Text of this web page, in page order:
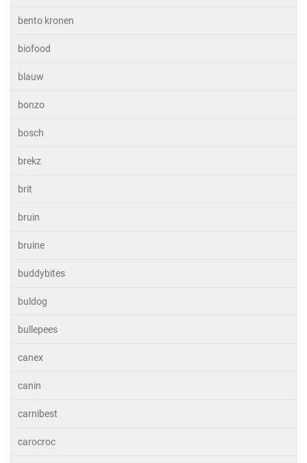
bento kronen
biofood
blauw
bonzo
bosch
brekz
brit
bruin
bruine
buddybites
buldog
bullepees
canex
canin
carnibest
carocroc